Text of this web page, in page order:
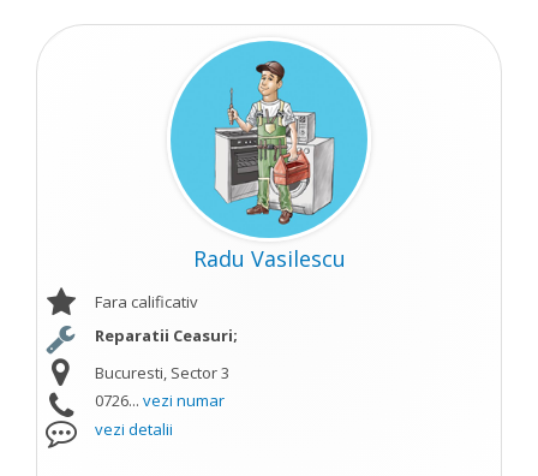
Radu Vasilescu
Fara calificativ
Reparatii Ceasuri;
Bucuresti, Sector 3
0726... vezi numar
vezi detalii